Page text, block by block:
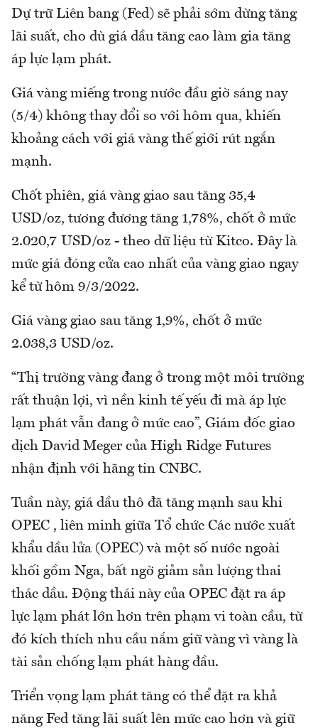
Dự trữ Liên bang (Fed) sẽ phải sớm dừng tăng
lãi suất, cho dù giá dầu tăng cao làm gia tăng
áp lực lạm phát.
Giá vàng miếng trong nước đầu giờ sáng nay
(5/4) không thay đổi so với hôm qua, khiến
khoảng cách với giá vàng thế giới rút ngắn
mạnh.
Chốt phiên, giá vàng giao sau tăng 35,4
USD/oz, tương đương tăng 1,78%, chốt ở mức
2.020,7 USD/oz - theo dữ liệu từ Kitco. Đây là
mức giá đóng cửa cao nhất của vàng giao ngay
kể từ hôm 9/3/2022.
Giá vàng giao sau tăng 1,9%, chốt ở mức
2.038,3 USD/oz.
“Thị trường vàng đang ở trong một môi trường
rất thuận lợi, vì nền kinh tế yếu đi mà áp lực
lạm phát vẫn đang ở mức cao”, Giám đốc giao
dịch David Meger của High Ridge Futures
nhận định với hãng tin CNBC.
Tuần này, giá dầu thô đã tăng mạnh sau khi
OPEC , liên minh giữa Tổ chức Các nước xuất
khẩu dầu lửa (OPEC) và một số nước ngoài
khối gồm Nga, bất ngờ giảm sản lượng thai
thác dầu. Động thái này của OPEC đặt ra áp
lực lạm phát lớn hơn trên phạm vi toàn cầu, từ
đó kích thích nhu cầu nắm giữ vàng vì vàng là
tài sản chống lạm phát hàng đầu.
Triển vọng lạm phát tăng có thể đặt ra khả
năng Fed tăng lãi suất lên mức cao hơn và giữ